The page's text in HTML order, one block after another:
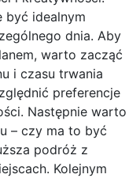
być idealnym
dnia. Aby
warto zacząć
i czasu trwania
preferencje
Następnie warto
– czy ma to być
podróż z
Kolejnym